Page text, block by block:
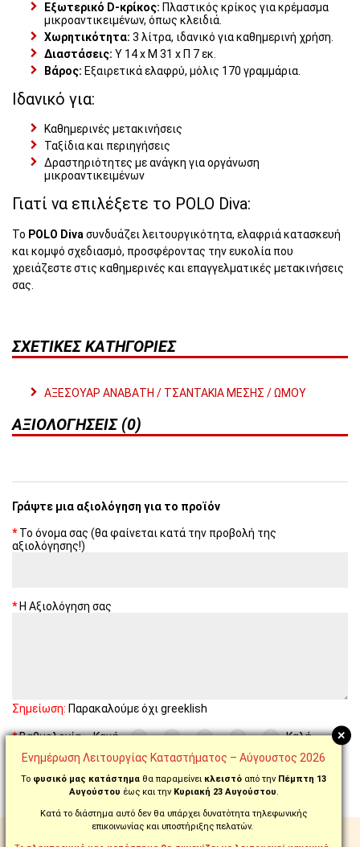
Εξωτερικό D-κρίκος: Πλαστικός κρίκος για κρέμασμα
μικροαντικειμένων, όπως κλειδιά.
Χωρητικότητα: 3 λίτρα, ιδανικό για καθημερινή χρήση.
Διαστάσεις: Υ 14 x Μ 31 x Π 7 εκ.
Βάρος: Εξαιρετικά ελαφρύ, μόλις 170 γραμμάρια.
Ιδανικό για:
Καθημερινές μετακινήσεις
Ταξίδια και περιηγήσεις
Δραστηριότητες με ανάγκη για οργάνωση
μικροαντικειμένων
Γιατί να επιλέξετε το POLO Diva:
Το POLO Diva συνδυάζει λειτουργικότητα, ελαφριά κατασκευή
και κομψό σχεδιασμό, προσφέροντας την ευκολία που
χρειάζεστε στις καθημερινές και επαγγελματικές μετακινήσεις
σας.
ΣΧΕΤΙΚΈΣ ΚΑΤΗΓΟΡΊΕΣ
ΑΞΕΣΟΥΑΡ ΑΝΑΒΑΤΗ / ΤΣΑΝΤΑΚΙΑ ΜΕΣΗΣ / ΩΜΟΥ
ΑΞΙΟΛΟΓΉΣΕΙΣ (0)
Γράψτε μια αξιολόγηση για το προϊόν
Το όνομα σας (θα φαίνεται κατά την προβολή της
αξιολόγησης!)
Η Αξιολόγηση σας
Σημείωση: Παρακαλούμε όχι greeklish
ΒαθμολογίαΚακή Καλή
ΣΥΝΈΧΕΙΑ
+
Ενημέρωση Λειτουργίας Καταστήματος – Αύγουστος 2026
Το φυσικό μας κατάστημα θα παραμείνει κλειστό από την Πέμπτη 13
Αυγούστου έως και τηνΚυριακή 23 Αυγούστου.
Κατά το διάστημα αυτό δεν θα υπάρχει δυνατότητα τηλεφωνικής
επικοινωνίας και υποστήριξης πελατών.